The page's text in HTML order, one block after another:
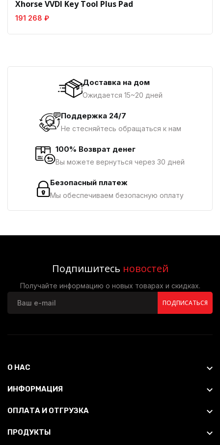
Xhorse VVDI Key Tool Plus Pad
191 268 ₽
Доставка на дом
Ожидается 15~20 дней
Поддержка 24/7
Не стесняйтесь обращаться к нам
100% Возврат денег
Вы можете вернуться через 30 дней
Безопасный платеж
Мы обеспечиваем безопасную оплату
Подпишитесь новостей
Получайте информацию о новых товарах и скидках.
ПОДПИСАТЬСЯ
О НАС
ИНФОРМАЦИЯ
ОПЛАТА И ОТГРУЗКА
ПРОДУКТЫ